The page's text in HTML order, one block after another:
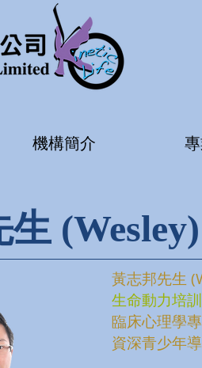
機構簡介
黃志邦先生
生命動力培
臨床心理學
資深青少年